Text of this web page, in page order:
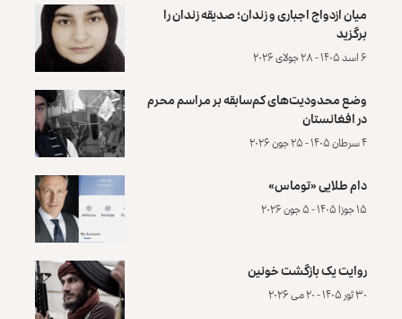
میان ازدواج اجباری و زندان؛ صدیقه زندان را
برگزید
۶ اسد ۱۴۰۵ - ۲۸ جولای ۲۰۲۶
وضع محدودیت‌های کم‌سابقه بر مراسم محرم
در افغانستان
۴ سرطان ۱۴۰۵ - ۲۵ جون ۲۰۲۶
دام طلایی «توماس»
۱۵ جوزا ۱۴۰۵ - ۵ جون ۲۰۲۶
روایت یک بازگشت خونین
۳۰ ثور ۱۴۰۵ - ۲۰ می ۲۰۲۶